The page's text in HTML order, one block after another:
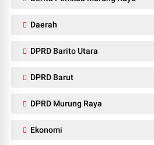
Daerah
DPRD Barito Utara
DPRD Barut
DPRD Murung Raya
Ekonomi